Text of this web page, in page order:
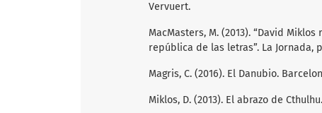
Vervuert.
MacMasters, M. (2013). “David
república de las letras”. La Jornada,
Magris, C. (2016). El Danubio.
Miklos, D. (2013). El abrazo de